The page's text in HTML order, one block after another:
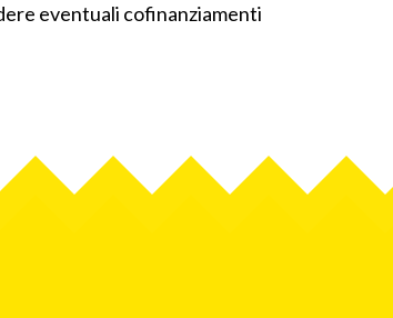
eventuali cofinanziamenti